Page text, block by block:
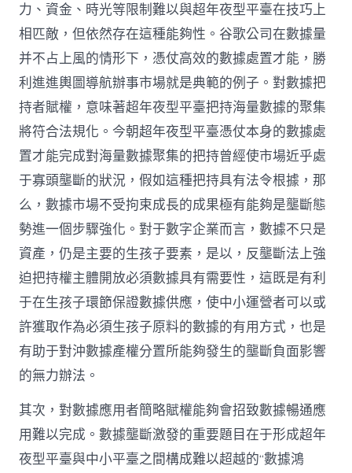
力、資金、時光等限制難以與超年夜型平臺在技巧上
相匹敵，但依然存在這種能夠性。谷歌公司在數據量
并不占上風的情形下，憑仗高效的數據處置才能，勝
利進進輿圖導航辦事市場就是典範的例子。對數據把
持者賦權，意味著超年夜型平臺把持海量數據的聚集
將符合法規化。今朝超年夜型平臺憑仗本身的數據處
置才能完成對海量數據聚集的把持曾經使市場近乎處
于寡頭壟斷的狀況，假如這種把持具有法令根據，那
么，數據市場不受拘束成長的成果極有能夠是壟斷態
勢進一個步驟強化。對于數字企業而言，數據不只是
資產，仍是主要的生孩子要素，是以，反壟斷法上強
迫把持權主體開放必須數據具有需要性，這既是有利
于在生孩子環節保證數據供應，使中小運營者可以或
許獲取作為必須生孩子原料的數據的有用方式，也是
有助于對沖數據產權分置所能夠發生的壟斷負面影響
的無力辦法。
其次，對數據應用者簡略賦權能夠會招致數據暢通應
用難以完成。數據壟斷激發的重要題目在于形成超年
夜型平臺與中小平臺之間構成難以超越的“數據鴻